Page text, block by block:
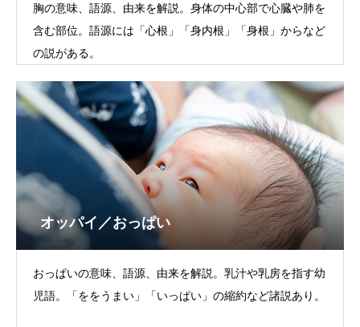
胸の意味、語源、由来を解説。身体の中心部で心臓や肺を
含む部位。語源には「心根」「身内根」「身根」からなど
の説がある。
オッパイ／おっぱい
おっぱいの意味、語源、由来を解説。乳汁や乳房を指す幼
児語。「ををうまい」「いっぱい」の縮約など諸説あり。